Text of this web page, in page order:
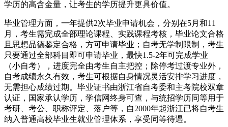
学历的高含金量，让考生的学历提升更具价值。
毕业管理方面，一年提供2次毕业申请机会，分别在5月和11
月，考生需完成全部理论课程、实践课程考核，毕业论文合格
且思想品德鉴定合格，方可申请毕业；自考无学制限制，考生
只要通过全部科目即可申请毕业，最快1.5-2年可完成学业
（小自考），进度完全由考生自主把控；除停考过渡专业外，
自考成绩永久有效，考生可根据自身情况灵活安排学习进度，
无需担心成绩过期。毕业证书由浙江省自考委和主考院校双章
认证，国家承认学历，学信网终身可查，与统招学历同等用于
考研、考公、职称评定、落户等，自2000年起浙江已将自考生
纳入普通高校毕业生就业管理体系，享受同等待遇。